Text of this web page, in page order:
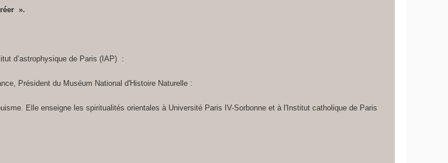
».
d’astrophysique de Paris (IAP) :
Président du Muséum National d'Histoire Naturelle :
Elle enseigne les spiritualités orientales à Université Paris IV-Sorbonne et à l'Institut catholique de Paris